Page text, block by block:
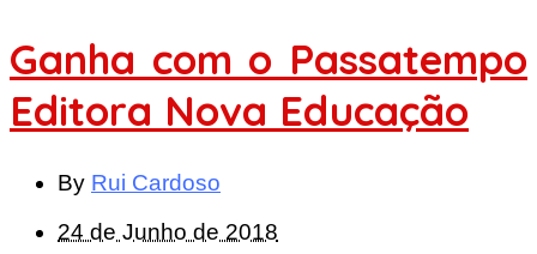
Ganha com o Passatempo
Editora Nova Educação
By Rui Cardoso
24 de Junho de 2018